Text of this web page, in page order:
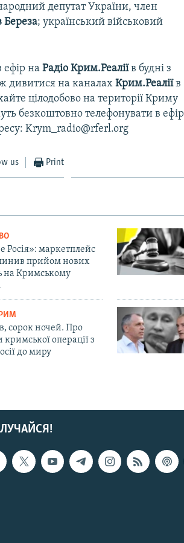
депутат України, член
Береза; український військовий
ефір наРадіо Крим.Реаліїв будні з
дивитися на каналахКрим.Реаліїв
цілодобово на території Криму
безкоштовно телефонувати в ефір
Krym_radio@rferl.org
us Print
Росія»: маркетплейс
прийом нових
на Кримському
сорок ночей. Про
кримської операції з
до миру